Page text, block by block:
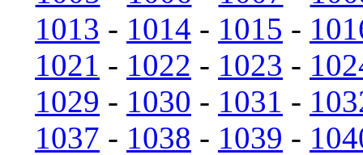
1013 - 1014 - 1015 -
1021 - 1022 - 1023 -
1029 - 1030 - 1031 -
1037 - 1038 - 1039 -